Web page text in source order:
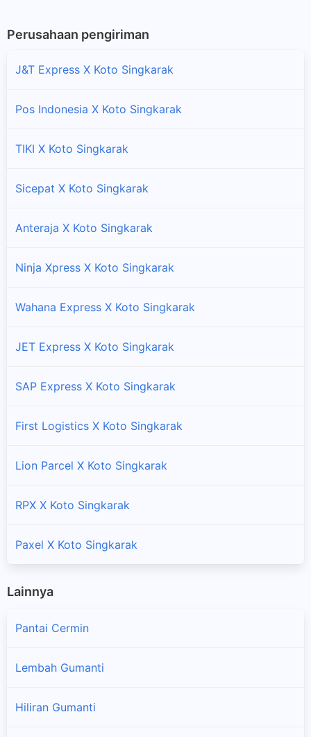
Perusahaan pengiriman
J&T Express X Koto Singkarak
Pos Indonesia X Koto Singkarak
TIKI X Koto Singkarak
Sicepat X Koto Singkarak
Anteraja X Koto Singkarak
Ninja Xpress X Koto Singkarak
Wahana Express X Koto Singkarak
JET Express X Koto Singkarak
SAP Express X Koto Singkarak
First Logistics X Koto Singkarak
Lion Parcel X Koto Singkarak
RPX X Koto Singkarak
Paxel X Koto Singkarak
Lainnya
Pantai Cermin
Lembah Gumanti
Hiliran Gumanti